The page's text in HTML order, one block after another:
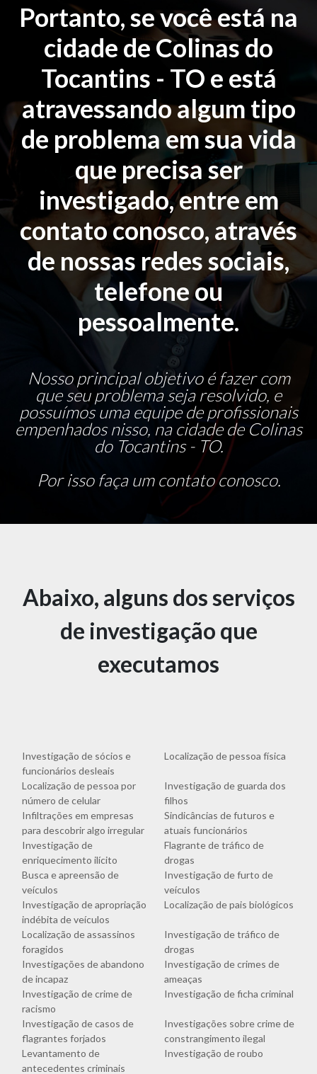
Portanto, se você está na
cidade de Colinas do
Tocantins - TO e está
atravessando algum tipo
de problema em sua vida
que precisa ser
investigado, entre em
contato conosco, através
de nossas redes sociais,
telefone ou
pessoalmente.
Nosso principal objetivo é fazer com
que seu problema seja resolvido, e
possuímos uma equipe de profissionais
empenhados nisso, na cidade de Colinas
do Tocantins - TO.
Por isso faça um contato conosco.
Abaixo, alguns dos serviços
de investigação que
executamos
Investigação de sócios e
funcionários desleais
Localização de pessoa física
Localização de pessoa por
número de celular
Investigação de guarda dos
filhos
Infiltrações em empresas
para descobrir algo irregular
Sindicâncias de futuros e
atuais funcionários
Investigação de
enriquecimento ilícito
Flagrante de tráfico de
drogas
Busca e apreensão de
veículos
Investigação de furto de
veículos
Investigação de apropriação
indébita de veículos
Localização de pais biológicos
Localização de assassinos
foragidos
Investigação de tráfico de
drogas
Investigações de abandono
de incapaz
Investigação de crimes de
ameaças
Investigação de crime de
racismo
Investigação de ficha criminal
Investigação de casos de
flagrantes forjados
Investigações sobre crime de
constrangimento ilegal
Levantamento de
antecedentes criminais
Investigação de roubo